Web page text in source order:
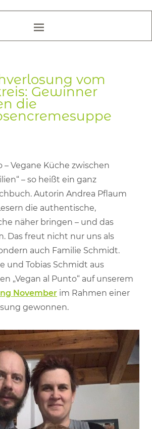
vom
Gewinner
die
– Vegane Küche zwischen
– so heißt ein ganz
Autorin Andrea Pflaum
die authentische,
näher bringen – und das
Das freut nicht nur uns als
auch Familie Schmidt.
und Tobias Schmidt aus
„Vegan al Punto“ auf unserem
November im Rahmen einer
gewonnen.